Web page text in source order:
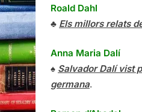
Roald Dahl
♣ Els millors relats
Anna Maria Dalí
♠ Salvador Dalí vist
germana.